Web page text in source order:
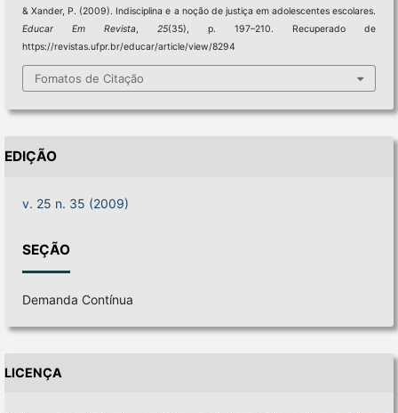
& Xander, P. (2009). Indisciplina e a noção de justiça em adolescentes escolares.
Educar Em Revista,25(35), p. 197–210. Recuperado de
https://revistas.ufpr.br/educar/article/view/8294
Fomatos de Citação
EDIÇÃO
v. 25 n. 35 (2009)
SEÇÃO
Demanda Contínua
LICENÇA